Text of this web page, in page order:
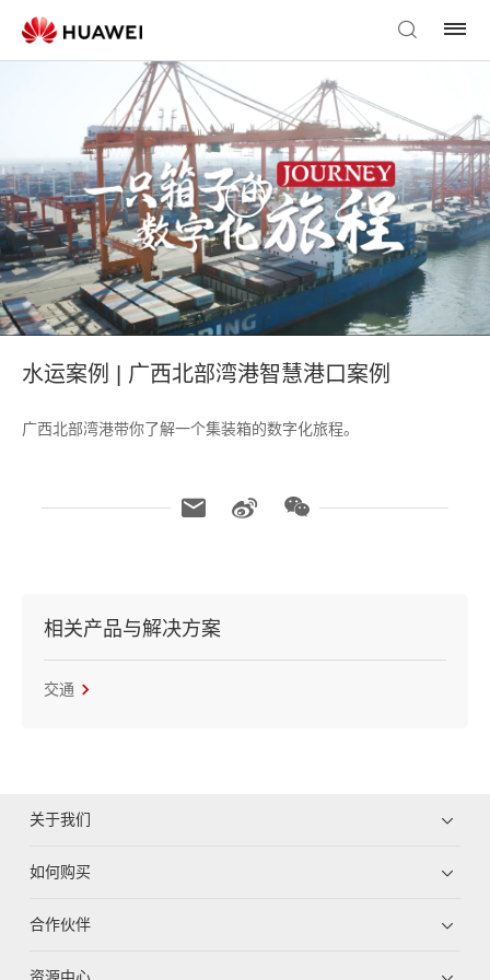
水运案例 | 广西北部湾港智慧港口案例
广西北部湾港带你了解一个集装箱的数字化旅程。
相关产品与解决方案
交通
关于我们
如何购买
合作伙伴